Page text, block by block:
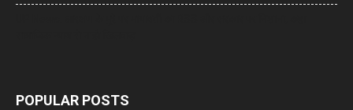
POPULAR POSTS